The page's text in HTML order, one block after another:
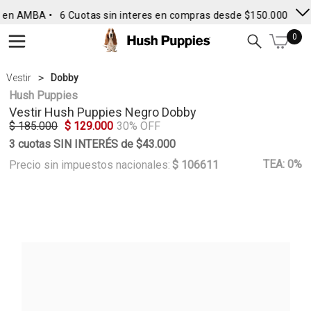
AMBA • 6 Cuotas sin interes en compras desde $150.000 •
0
Vestir Dobby
Hush Puppies
Vestir Hush Puppies Negro Dobby
$ 185.000 $ 129.000 30% OFF
3 cuotas SIN INTERÉS de $43.000
Precio sin impuestos nacionales: $ 106611 TEA: 0%